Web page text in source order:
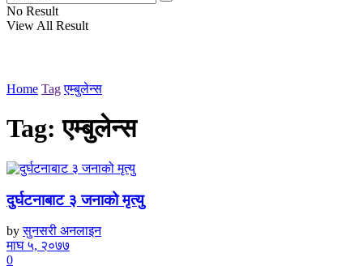
No Result
View All Result
Home Tag एम्बुलेन्स
Tag:एम्बुलेन्स
दुर्घटनाबाट ३ जनाको मृत्यु
by सुनसरी अनलाइन
माघ ५, २०७७
0